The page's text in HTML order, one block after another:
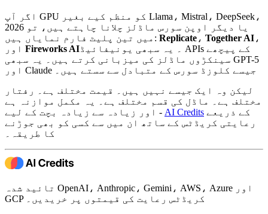
اگر آپ GPU کو منظم کیے بغیر Llama، Mistral، DeepSeek،
یا دیگر اوپن سورس ماڈلز چلانا چاہتے ہیں، تو 2026
میں تین پلیٹ فارم نمایاں ہیں: Replicate ، Together AI ،
Fireworks AI۔ یہ سبھی یونیفائیڈ APIs کے پیچھے
سینکڑوں ماڈلز کی میزبانی کرتے ہیں۔ یہ سبھی GPT-5
اور Claude جیسے کلوزڈ سورس کے متبادل سے سستے ہیں۔
لیکن وہ ایک جیسے نہیں ہیں۔ قیمت مختلف ہے۔ رفتار
مختلف ہے۔ ماڈل کی قسم مختلف ہے۔ یہ مکمل موازنہ ہے
AI Credits
رعایتی کریڈٹس کے ساتھ ان میں سے کسی کو بھی جوڑنے
کا طریقہ۔
تائید شدہ OpenAI، Anthropic، Gemini، AWS، Azure اور
GCP کریڈٹس رعایت کی قیمتوں پر خریدیں۔